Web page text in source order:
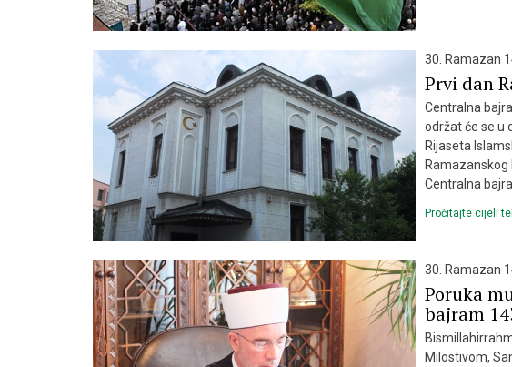
30. Ramazan
Prvi dan
Centralna
održat će se u
Rijaseta
Ramazanskog
Centralna
Pročitajte cijeli
30. Ramazan
Poruka
bajram
Milostivom,